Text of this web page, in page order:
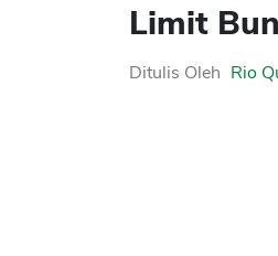
Limit
Ditulis Oleh Rio